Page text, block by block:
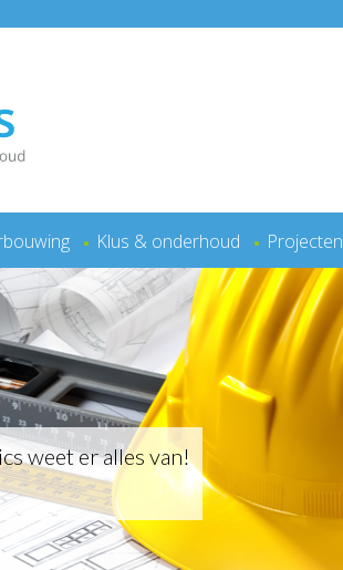
Klus & onderhoud Projecten
weet er alles van!